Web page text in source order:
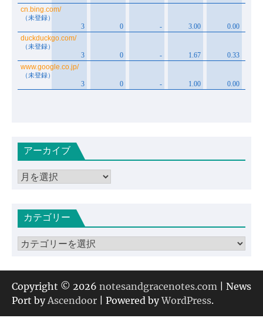
アーカイブ
ア
イカテゴリー
カ
ゴ
リ
ー
Copyright © 2026 notesandgracenotes.com | News
Port byAscendoor | Powered byWordPress.